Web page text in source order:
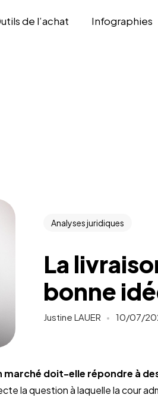
de l’achat Infographies
Analyses juridiques
La
bonne
Justine LAUER 10/07/
marché doit-elle répondre à
la question à laquelle la cour